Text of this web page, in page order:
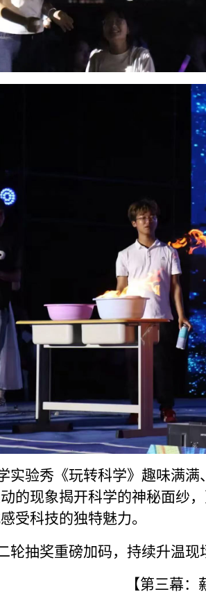
验秀《玩转科学》趣味满满
的现象揭开科学的神秘面纱
受科技的独特魅力。
抽奖重磅加码，持续升温现
【第三幕